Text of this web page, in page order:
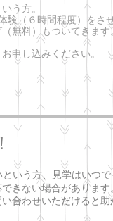
う方。
験（６時間程度）をさ
無料）もついてきます
申し込みください。
いう方、
見学はいつ
きない場合があります
合わせいただけると